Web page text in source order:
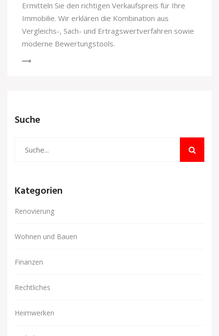
Ermitteln Sie den richtigen Verkaufspreis für Ihre
Immobilie. Wir erklären die Kombination aus
Vergleichs-, Sach- und Ertragswertverfahren sowie
moderne Bewertungstools.
Suche
Kategorien
Renovierung
Wohnen und Bauen
Finanzen
Rechtliches
Heimwerken